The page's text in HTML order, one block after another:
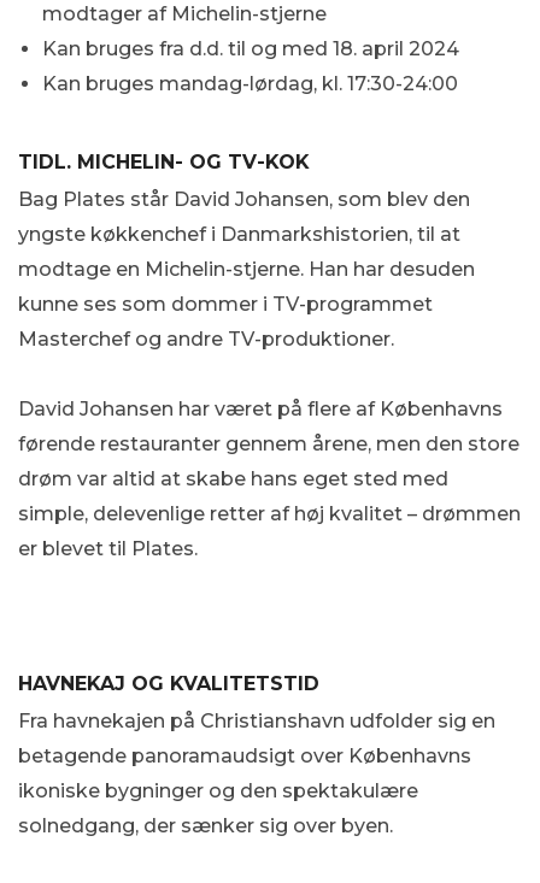
modtager af Michelin-stjerne
Kan bruges fra d.d. til og med 18. april 2024
Kan bruges mandag-lørdag, kl. 17:30-24:00
TIDL. MICHELIN- OG TV-KOK
Bag Plates står David Johansen, som blev den
yngste køkkenchef i Danmarkshistorien, til at
modtage en Michelin-stjerne. Han har desuden
kunne ses som dommer i TV-programmet
Masterchef og andre TV-produktioner.
David Johansen har været på flere af Københavns
førende restauranter gennem årene, men den store
drøm var altid at skabe hans eget sted med
simple, delevenlige retter af høj kvalitet – drømmen
er blevet til Plates.
HAVNEKAJ OG KVALITETSTID
Fra havnekajen på Christianshavn udfolder sig en
betagende panoramaudsigt over Københavns
ikoniske bygninger og den spektakulære
solnedgang, der sænker sig over byen.